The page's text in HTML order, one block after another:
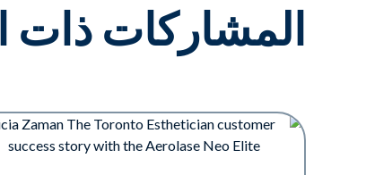
المشاركات ذات